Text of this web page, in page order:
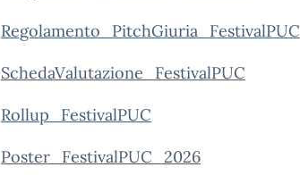
Regolamento_PitchGiuria_FestivalPUC
SchedaValutazione_FestivalPUC
Rollup_FestivalPUC
Poster_FestivalPUC_2026